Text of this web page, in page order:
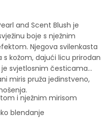
and Scent Blush je
boje s nježnim
Njegova svilenkasta
kožom, dajući licu prirodan
je svjetlosnim česticama
miris pruža jedinstveno,
i nježnim mirisom
blendanje